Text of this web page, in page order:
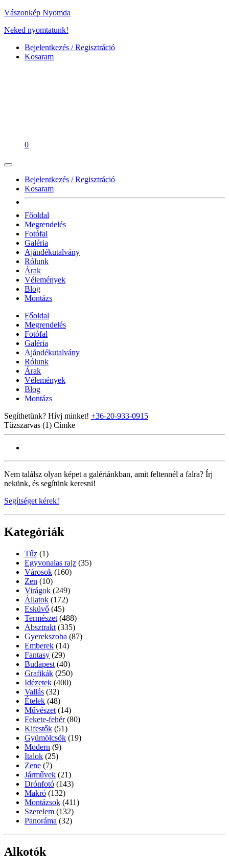
Vászonkép Nyomda
Neked nyomtatunk!
Bejelentkezés / Regisztráció
Kosaram
0
Bejelentkezés / Regisztráció
Kosaram
Főoldal
Megrendelés
Fotófal
Galéria
Ajándékutalvány
Rólunk
Árak
Vélemények
Blog
Montázs
Főoldal
Megrendelés
Fotófal
Galéria
Ajándékutalvány
Rólunk
Árak
Vélemények
Blog
Montázs
Segíthetünk? Hívj minket! +36-20-933-0915
Tűzszarvas (1) Címke
Nem találsz olyan képet a galériánkban, amit feltennél a falra? Írj
nekünk, és segítünk keresni!
Segítséget kérek!
Kategóriák
Tűz (1)
Egyvonalas rajz (35)
Városok (160)
Zen (10)
Virágok (249)
Állatok (172)
Esküvő (45)
Természet (488)
Absztrakt (335)
Gyerekszoba (87)
Emberek (14)
Fantasy (29)
Budapest (40)
Grafikák (250)
Idézetek (400)
Vallás (32)
Ételek (48)
Művészet (14)
Fekete-fehér (80)
Kifestők (51)
Gyümölcsök (19)
Modern (9)
Italok (25)
Zene (7)
Járművek (21)
Drónfotó (143)
Makró (132)
Montázsok (411)
Szerelem (132)
Panoráma (32)
Alkotók